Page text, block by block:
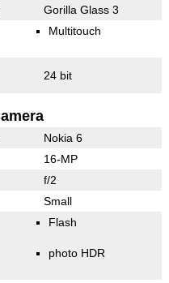
Gorilla Glass 3
Multitouch
24 bit
Nokia 6
16-MP
f/2
Small
Flash
photo HDR